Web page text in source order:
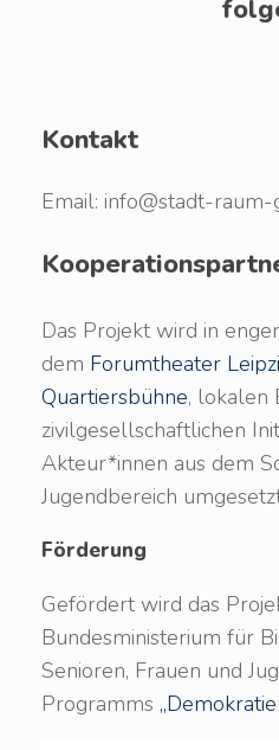
Kontakt
Email: info@stadt-
Das Projekt wird in
dem Forumtheater
Quartiersbühne, lokalen
zivilgesellschaftlichen
Akteur*innen aus dem
Jugendbereich
Förderung
Gefördert wird das
Bundesministerium für
Senioren, Frauen und
Programms